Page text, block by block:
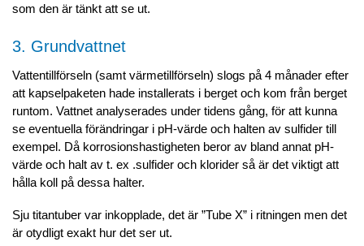
som den är tänkt att se ut.
3. Grundvattnet
Vattentillförseln (samt värmetillförseln) slogs på 4 månader efter
att kapselpaketen hade installerats i berget och kom från berget
runtom. Vattnet analyserades under tidens gång, för att kunna
se eventuella förändringar i pH-värde och halten av sulfider till
exempel. Då korrosionshastigheten beror av bland annat pH-
värde och halt av t. ex .sulfider och klorider så är det viktigt att
hålla koll på dessa halter.
Sju titantuber var inkopplade, det är ”Tube X” i ritningen men det
är otydligt exakt hur det ser ut.